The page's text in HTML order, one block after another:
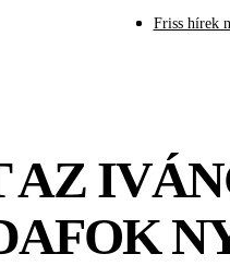
Friss hírek
AZ